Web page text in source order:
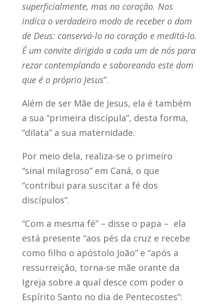
superficialmente, mas no coração. Nos
indica o verdadeiro modo de receber o dom
de Deus: conservá-lo no coração e meditá-lo.
É um convite dirigido a cada um de nós para
rezar contemplando e saboreando este dom
que é o próprio Jesus”.
Além de ser Mãe de Jesus, ela é também
a sua “primeira discípula”, desta forma,
“dilata” a sua maternidade.
Por meio dela, realiza-se o primeiro
“sinal milagroso” em Caná, o que
“contribui para suscitar a fé dos
discípulos”.
“Com a mesma fé” – disse o papa – ela
está presente “aos pés da cruz e recebe
como filho o apóstolo João” e “após a
ressurreição, torna-se mãe orante da
Igreja sobre a qual desce com poder o
Espírito Santo no dia de Pentecostes”: